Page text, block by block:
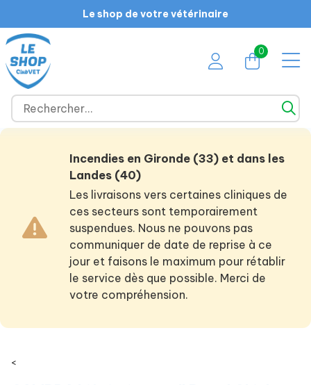
Le shop de votre vétérinaire
0
Incendies en Gironde (33) et dans les
Landes (40)
Les livraisons vers certaines cliniques de
ces secteurs sont temporairement
suspendues. Nous ne pouvons pas
communiquer de date de reprise à ce
jour et faisons le maximum pour rétablir
le service dès que possible. Merci de
votre compréhension.
<